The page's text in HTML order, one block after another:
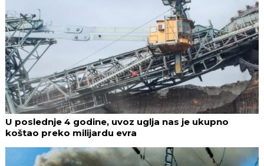
U poslednje 4 godine, uvoz uglja nas je ukupno
koštao preko milijardu evra